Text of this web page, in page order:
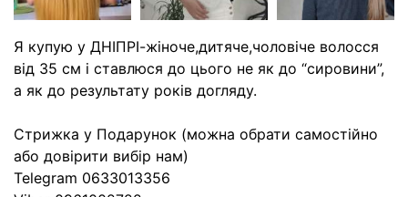
Я купую у ДНІПРІ-жіноче,дитяче,чоловіче волосся
від 35 см і ставлюся до цього не як до “сировини”,
а як до результату років догляду.
Стрижка у Подарунок (можна обрати самостійно
або довірити вибір нам)
Telegram 0633013356